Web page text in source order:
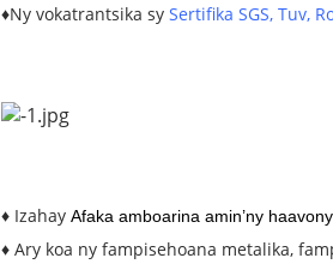
♦Ny vokatrantsika sy Sertifika SGS, Tuv,
♦ Izahay Afaka amboarina amin’ny
♦ Ary koa ny fampisehoana metalika,